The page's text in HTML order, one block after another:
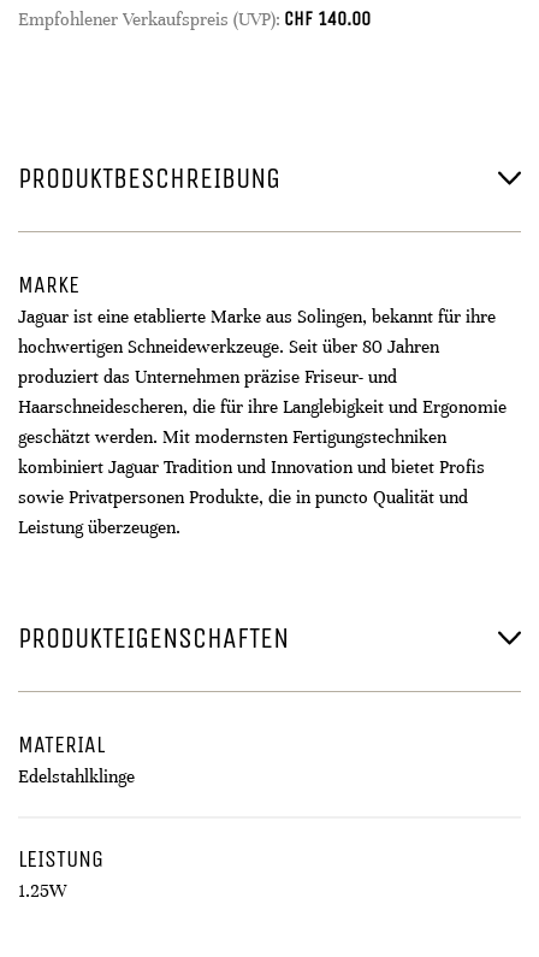
Empfohlener Verkaufspreis (UVP): CHF 140.00
PRODUKTBESCHREIBUNG
MARKE
Jaguar ist eine etablierte Marke aus Solingen, bekannt für ihre
hochwertigen Schneidewerkzeuge. Seit über 80 Jahren
produziert das Unternehmen präzise Friseur- und
Haarschneidescheren, die für ihre Langlebigkeit und Ergonomie
geschätzt werden. Mit modernsten Fertigungstechniken
kombiniert Jaguar Tradition und Innovation und bietet Profis
sowie Privatpersonen Produkte, die in puncto Qualität und
Leistung überzeugen.
PRODUKTEIGENSCHAFTEN
MATERIAL
Edelstahlklinge
LEISTUNG
1.25W